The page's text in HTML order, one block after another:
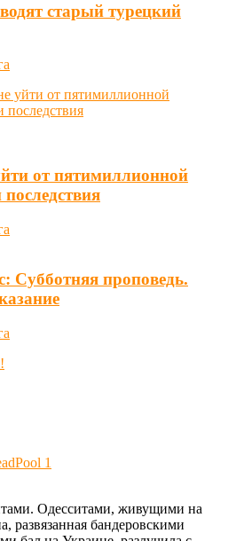
старый турецкий
от пятимиллионной
Субботняя проповедь.
1
Одесситами, живущими на
развязанная бандеровскими